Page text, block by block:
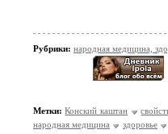
Рубрики: народная медицина,
Метки: Конский каштан
народная медицина
здоровье